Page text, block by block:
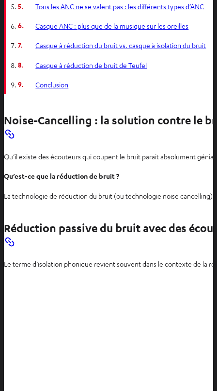
5. Tous les ANC ne se valent pas : les différents types d’ANC
6. Casque ANC : plus que de la musique sur les oreilles
7. Casque à réduction du bruit vs. casque à isolation du bruit
8. Casque à réduction de bruit de Teufel
9. Conclusion
Noise-Cancelling : la solution contre le
Qu’il existe des écouteurs qui coupent le bruit parait absolument
Qu’est-ce que la réduction de bruit ?
La technologie de réduction du bruit (ou technologie noise
Réduction passive du bruit avec des
Le terme d’isolation phonique revient souvent dans le contexte de la